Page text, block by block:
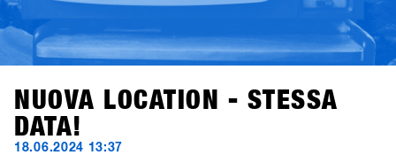
NUOVA LOCATION - STESSA
DATA!
18.06.2024 13:37